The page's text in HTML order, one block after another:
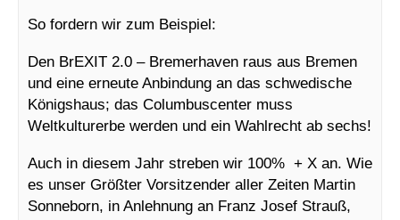
So fordern wir zum Beispiel:
Den BrEXIT 2.0 – Bremerhaven raus aus Bremen
und eine erneute Anbindung an das schwedische
Königshaus; das Columbuscenter muss
Weltkulturerbe werden und ein Wahlrecht ab sechs!
Auch in diesem Jahr streben wir 100% + X an. Wie
es unser Größter Vorsitzender aller Zeiten Martin
Sonneborn, in Anlehnung an Franz Josef Strauß,